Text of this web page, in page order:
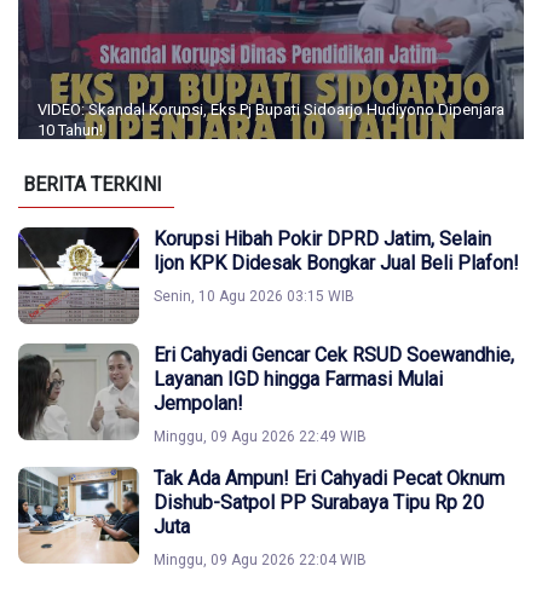
VIDEO: Skandal Korupsi, Eks Pj Bupati Sidoarjo Hudiyono Dipenjara
10 Tahun!
BERITA TERKINI
Korupsi Hibah Pokir DPRD Jatim, Selain
Ijon KPK Didesak Bongkar Jual Beli Plafon!
Senin, 10 Agu 2026 03:15 WIB
Eri Cahyadi Gencar Cek RSUD Soewandhie,
Layanan IGD hingga Farmasi Mulai
Jempolan!
Minggu, 09 Agu 2026 22:49 WIB
Tak Ada Ampun! Eri Cahyadi Pecat Oknum
Dishub-Satpol PP Surabaya Tipu Rp 20
Juta
Minggu, 09 Agu 2026 22:04 WIB